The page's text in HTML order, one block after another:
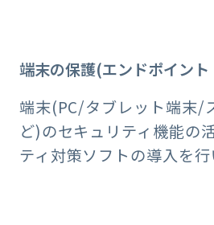
端末の保護(エンドポイン
端末(PC/タブレット端末/
ど)のセキュリティ機能の
ティ対策ソフトの導入を行